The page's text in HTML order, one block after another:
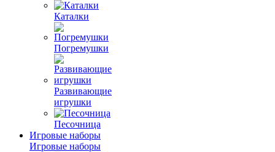
Каталки
Погремушки
Развивающие
игрушки
Песочница
Игровые наборы
Игровые наборы